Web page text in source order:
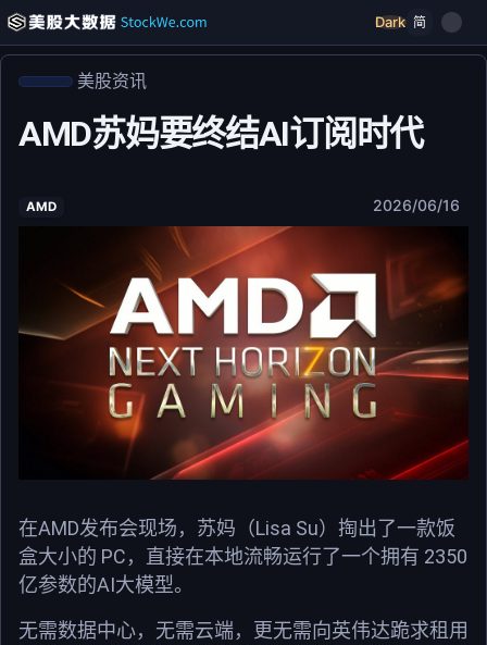
Dark 简
美股资讯
AMD苏妈要终结AI订阅时代
AMD 2026/06/16
在AMD发布会现场，苏妈（Lisa Su）掏出了一款饭
盒大小的 PC ，直接在本地流畅运行了一个拥有 2350
亿参数的AI大模型。
无需数据中心，无需云端，更无需向英伟达跪求租用